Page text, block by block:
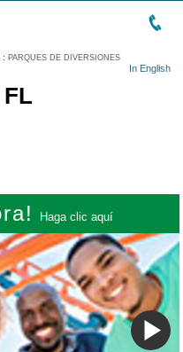
: PARQUES DE DIVERSIONES
In English
Haga clic aquí